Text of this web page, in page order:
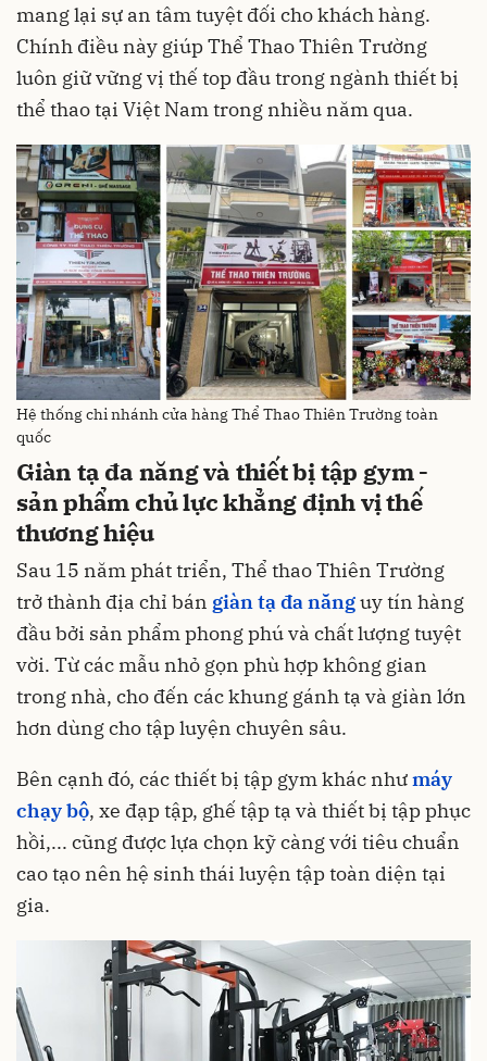
mang lại sự an tâm tuyệt đối cho khách hàng.
Chính điều này giúp Thể Thao Thiên Trường
luôn giữ vững vị thế top đầu trong ngành thiết bị
thể thao tại Việt Nam trong nhiều năm qua.
Hệ thống chi nhánh cửa hàng Thể Thao Thiên Trường toàn
quốc
Giàn tạ đa năng và thiết bị tập gym -
sản phẩm chủ lực khẳng định vị thế
thương hiệu
Sau 15 năm phát triển, Thể thao Thiên Trường
trở thành địa chỉ bán giàn tạ đa nănguy tín hàng
đầu bởi sản phẩm phong phú và chất lượng tuyệt
vời. Từ các mẫu nhỏ gọn phù hợp không gian
trong nhà, cho đến các khung gánh tạ và giàn lớn
hơn dùng cho tập luyện chuyên sâu.
Bên cạnh đó, các thiết bị tập gym khác nhưmáy
chạy bộ, xe đạp tập, ghế tập tạ và thiết bị tập phục
hồi,... cũng được lựa chọn kỹ càng với tiêu chuẩn
cao tạo nên hệ sinh thái luyện tập toàn diện tại
gia.